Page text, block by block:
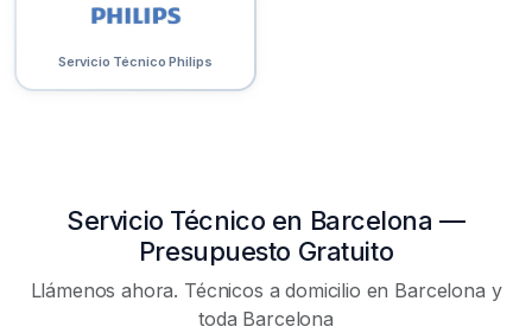
Servicio Técnico Philips
Servicio Técnico en Barcelona —
Presupuesto Gratuito
Llámenos ahora. Técnicos a domicilio en Barcelona y
toda Barcelona